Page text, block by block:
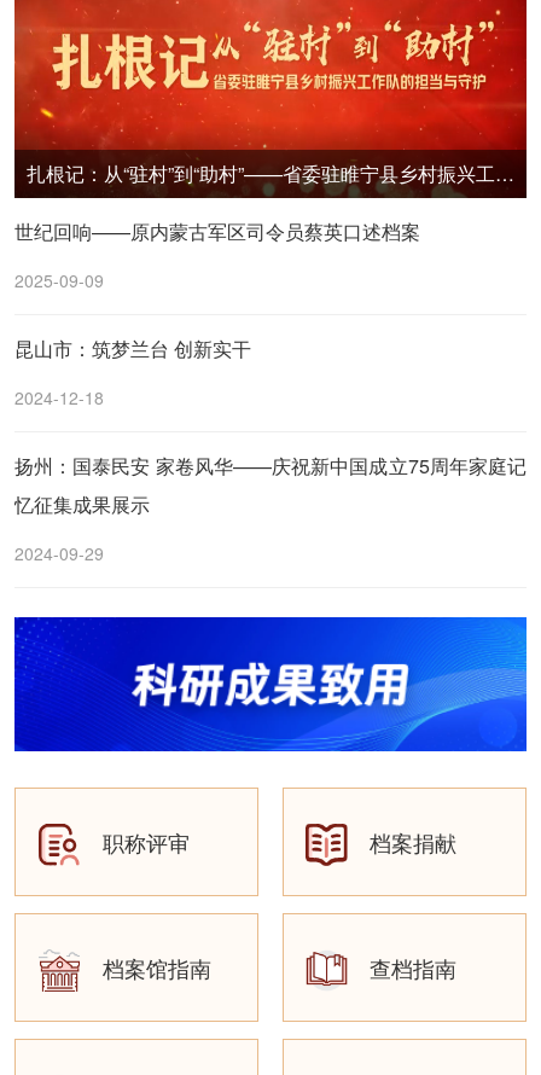
扎根记：从“驻村”到“助村”——省委驻睢宁县乡村振兴工作队的担当与守护
世纪回响——原内蒙古军区司令员蔡英口述档案
2025-09-09
昆山市：筑梦兰台 创新实干
2024-12-18
扬州：国泰民安 家卷风华——庆祝新中国成立75周年家庭记
忆征集成果展示
2024-09-29
职称评审 档案捐献
档案馆指南 查档指南